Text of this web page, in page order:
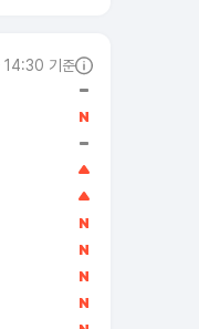
14:30 기준